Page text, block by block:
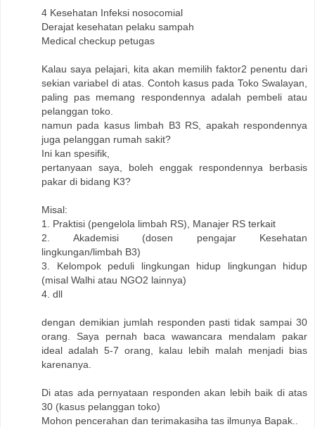
4 Kesehatan Infeksi nosocomial
Derajat kesehatan pelaku sampah
Medical checkup petugas
Kalau saya pelajari, kita akan memilih faktor2 penentu dari
sekian variabel di atas. Contoh kasus pada Toko Swalayan,
paling pas memang respondennya adalah pembeli atau
pelanggan toko.
namun pada kasus limbah B3 RS, apakah respondennya
juga pelanggan rumah sakit?
Ini kan spesifik,
pertanyaan saya, boleh enggak respondennya berbasis
pakar di bidang K3?
Misal:
1. Praktisi (pengelola limbah RS), Manajer RS terkait
2. Akademisi (dosen pengajar Kesehatan
lingkungan/limbah B3)
3. Kelompok peduli lingkungan hidup lingkungan hidup
(misal Walhi atau NGO2 lainnya)
4. dll
dengan demikian jumlah responden pasti tidak sampai 30
orang. Saya pernah baca wawancara mendalam pakar
ideal adalah 5-7 orang, kalau lebih malah menjadi bias
karenanya.
Di atas ada pernyataan responden akan lebih baik di atas
30 (kasus pelanggan toko)
Mohon pencerahan dan terimakasiha tas ilmunya Bapak..